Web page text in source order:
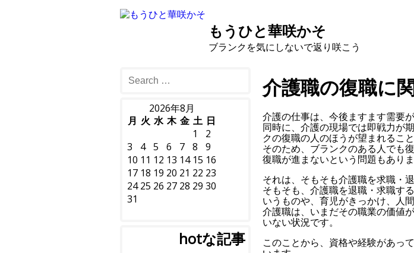
もうひと華咲かそ
ブランクを気にしないで返り咲こう
介護職の復職に
介護の仕事は、今後ますます需要
同時に、介護の現場では即戦力が
クの復職の人のほうが望まれること
そのため、ブランクのある人でも
復職が進まないという問題もありま
それは、そもそも介護職を求職・
そもそも、介護職を退職・求職す
いうものや、育児がきっかけ、人
介護職は、いまだその職業の価値
いない状況です。
このことから、資格や経験があっ
2026年8月
月 火 水 木 金 土 日
1
2
3
4 5 6 7 8
9
10 11 12 13 14 15 16
17 18 19 20 21 22 23
24 25 26 27 28 29 30
31
hotな記事